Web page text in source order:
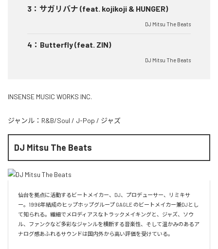
3 ： サガリバナ (feat. kojikoji & HUNGER)
DJ Mitsu The Beats
4 ： Butterfly (feat. ZIN)
DJ Mitsu The Beats
INSENSE MUSIC WORKS INC.
ジャンル： R&B/Soul / J-Pop / ジャズ
DJ Mitsu The Beats
仙台を拠点に活動するビートメイカー、DJ、プロデューサー、リミキサ
ー。1996年結成のヒップホップグループ GAGLE のビートメイカー兼DJとし
て知られる。繊細でメロディアスなトラックメイキングと、ジャズ、ソウ
ル、ファンクなど多彩なジャンルを横断する音楽性、そして温かみのあるア
ナログ感あふれるサウンドは国内外から高い評価を受けている。